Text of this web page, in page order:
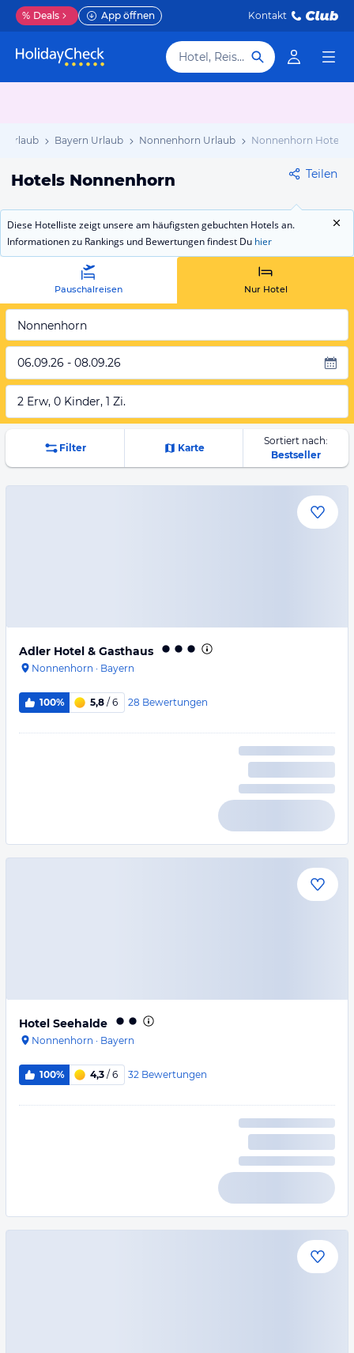
% Deals App öffnen Kontakt
Hotel, Reiseziel
Urlaub Bayern Urlaub Nonnenhorn Urlaub Nonnenhorn Hotels
Hotels Nonnenhorn Teilen
Diese Hotelliste zeigt unsere am häufigsten gebuchten Hotels an.
Informationen zu Rankings und Bewertungen findest Du hier
Pauschalreisen Nur Hotel
Nonnenhorn
06.09.26 - 08.09.26
2 Erw, 0 Kinder, 1 Zi.
Filter Karte
Sortiert nach:
Bestseller
Adler Hotel & Gasthaus
Nonnenhorn · Bayern
100% 5,8 / 6 28 Bewertungen
Hotel Seehalde
Nonnenhorn · Bayern
100% 4,3 / 6 32 Bewertungen